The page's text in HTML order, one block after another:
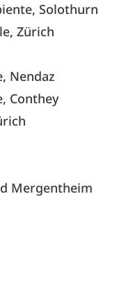
Solothurn
Zürich
Nendaz
Conthey
Mergentheim